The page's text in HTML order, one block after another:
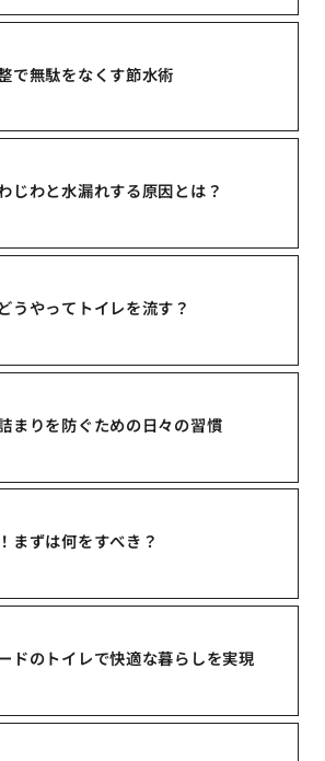
で無駄をなくす節水術
じわと水漏れする原因とは？
うやってトイレを流す？
まりを防ぐための日々の習慣
まずは何をすべき？
ドのトイレで快適な暮らしを実現